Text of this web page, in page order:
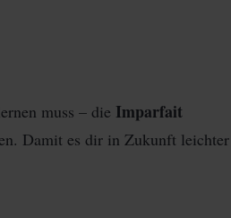
muss – die Imparfait
Damit es dir in Zukunft leichter